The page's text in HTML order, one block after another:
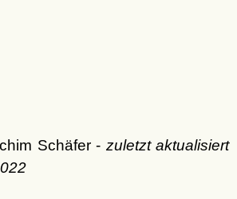
Schäfer - zuletzt aktualisiert